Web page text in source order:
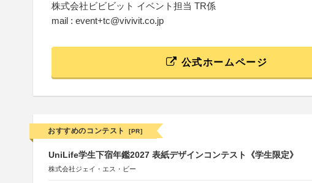
株式会社ビビビット イベント担当 TR係
mail : event+tc@vivivit.co.jp
公式ホームページ
おすすめのコンテスト [PR]
UniLife学生下宿年鑑2027 表紙デザインコンテスト《学生限定》
株式会社ジェイ・エス・ビー